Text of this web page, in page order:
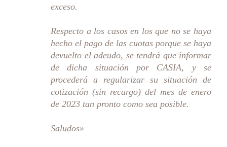
exceso.
Respecto a los casos en los que no se haya
hecho el pago de las cuotas porque se haya
devuelto el adeudo, se tendrá que informar
de dicha situación por CASIA, y se
procederá a regularizar su situación de
cotización (sin recargo) del mes de enero
de 2023 tan pronto como sea posible.
Saludos»